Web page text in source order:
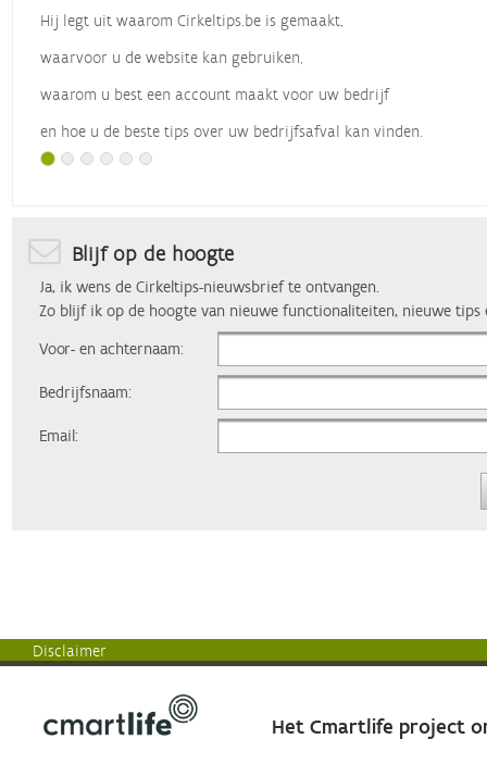
Hij legt uit waarom Cirkeltips.be is gemaakt,
waarvoor u de website kan gebruiken,
waarom u best een account maakt voor uw bedrijf
en hoe u de beste tips over uw bedrijfsafval kan vinden.
Blijf op de hoogte
Ja, ik wens de Cirkeltips-nieuwsbrief te ontvangen.
Zo blijf ik op de hoogte van nieuwe functionaliteiten, nieuwe tips
Voor- en achternaam:
Bedrijfsnaam:
Email:
Disclaimer
Het Cmartlife project